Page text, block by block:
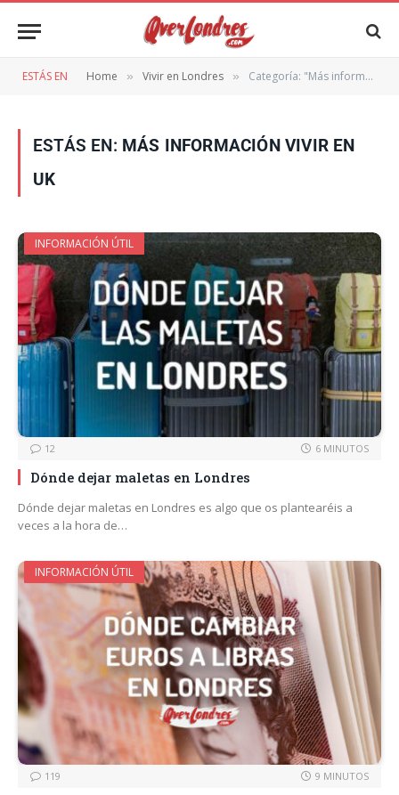
ESTÁS EN Home » Vivir en Londres » Categoría: "Más información vivir en UK"
ESTÁS EN: MÁS INFORMACIÓN VIVIR EN
UK
INFORMACIÓN ÚTIL
12 6 MINUTOS
Dónde dejar maletas en Londres
Dónde dejar maletas en Londres es algo que os plantearéis a
veces a la hora de…
INFORMACIÓN ÚTIL
119 9 MINUTOS